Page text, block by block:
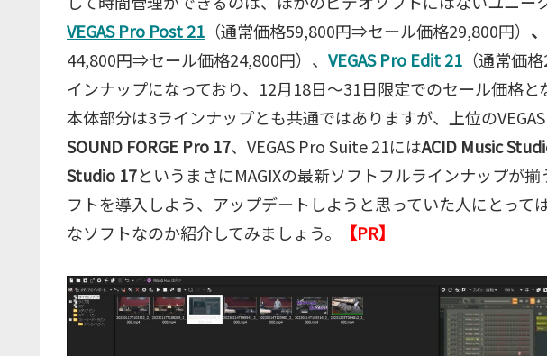
VEGAS Pro Post 21 （通常価格59,800円⇒セール価格29,800円） 、
44,800円⇒セール価格24,800円）、 VEGAS Pro Edit 21 （通常価
インナップになっており、12月18日～31日限定でのセール価格と
本体部分は3ラインナップとも共通ではありますが、上位の
SOUND FORGE Pro 17、VEGAS Pro Suite 21にはACID Music
Studio 17というまさにMAGIXの最新ソフトフルラインナップが揃
フトを導入しよう、アップデートしようと思っていた人にとって
なソフトなのか紹介してみましょう。
【PR】